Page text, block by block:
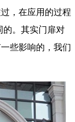
，在应用的过程
的。其实门扉对
些影响的，我们